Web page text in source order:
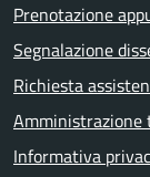
Prenotazione
Segnalazione
Richiesta
Amministrazione
Informativa